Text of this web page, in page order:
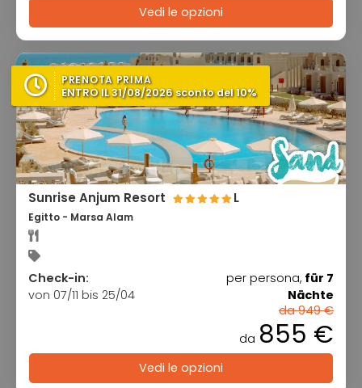
Vedi le opzioni
PRENOTA PRIMA
ENTRO IL 31/08/2026 sconto del 10%
Sunrise Anjum Resort L
Egitto - Marsa Alam
Check-in:
von 07/11 bis 25/04
per persona, für 7
Nächte
da 949 €
da 855 €
Vedi le opzioni